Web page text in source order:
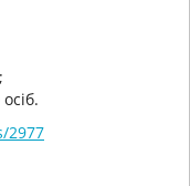
2977